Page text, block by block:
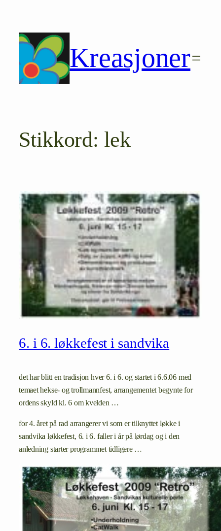
innhold
Kreasjoner
Stikkord: lek
6. i 6. løkkefest i sandvika
det har blitt en tradisjon hver 6. i 6. og startet i 6.6.06 med
temaet hekse- og trollmannfest, arrangementet begynte for
ordens skyld kl. 6 om kvelden …
for 4. året på rad arrangerer vi som er tilknyttet løkke i
sandvika løkkefest, 6. i 6. faller i år på lørdag og i den
anledning starter programmet tidligere …